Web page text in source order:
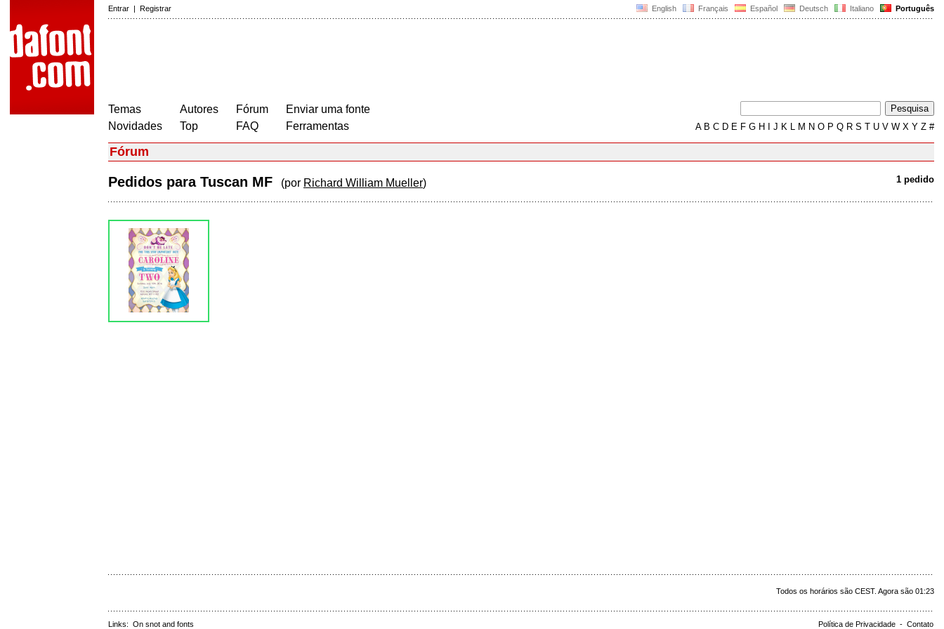
English Français Español Deutsch Italiano Português
Entrar | Registrar
Temas
Novidades
Autores
Top
Fórum
FAQ
Enviar uma fonte
Ferramentas
AB C D E F G H J K L M N O P Q R S T U V W X Y Z #
Fórum
1 pedido
Pedidos para Tuscan MF (por Richard William Mueller)
Todos os horários são CEST. Agora são 01:23
Política de Privacidade - Contato
Links: On snot and fonts